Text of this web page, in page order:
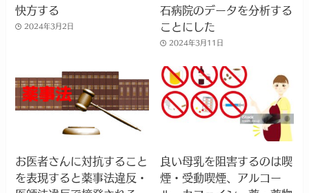
快方する
2024年3月2日
石病院のデータを分析する
ことにした
2024年3月11日
お医者さんに対抗すること
を表現すると薬事法違反・
良い母乳を阻害するのは喫
煙・受動喫煙、アルコー